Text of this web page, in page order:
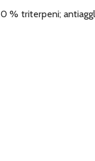
% triterpeni;